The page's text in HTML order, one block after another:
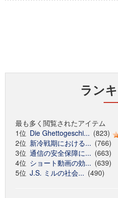
ラン
最も多く閲覧されたアイテム
1位 Die Ghettogeschi... (823)
2位 新冷戦期における... (766)
3位 通信の安全保障に... (663)
4位 ショート動画の効... (639)
5位 J.S. ミルの社会... (490)